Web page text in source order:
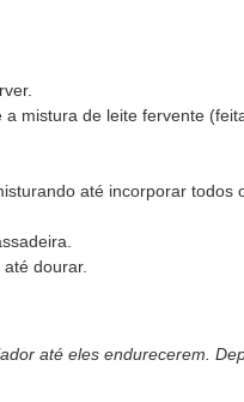
mistura de leite fervente
até incorporar todos
dourar.
até eles endurecerem.